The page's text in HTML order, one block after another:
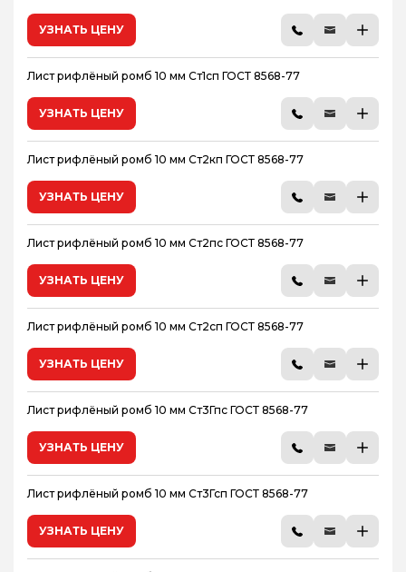
УЗНАТЬ ЦЕНУ
Лист рифлёный ромб 10 мм Ст1сп ГОСТ 8568-77
УЗНАТЬ ЦЕНУ
Лист рифлёный ромб 10 мм Ст2кп ГОСТ 8568-77
УЗНАТЬ ЦЕНУ
Лист рифлёный ромб 10 мм Ст2пс ГОСТ 8568-77
УЗНАТЬ ЦЕНУ
Лист рифлёный ромб 10 мм Ст2сп ГОСТ 8568-77
УЗНАТЬ ЦЕНУ
Лист рифлёный ромб 10 мм Ст3Гпс ГОСТ 8568-77
УЗНАТЬ ЦЕНУ
Лист рифлёный ромб 10 мм Ст3Гсп ГОСТ 8568-77
УЗНАТЬ ЦЕНУ